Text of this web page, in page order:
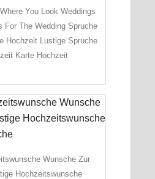
You Look Weddings
For The Wedding Spruche
Hochzeit Lustige Spruche
Karte Hochzeit
Wunsche Zur
Hochzeitswunsche